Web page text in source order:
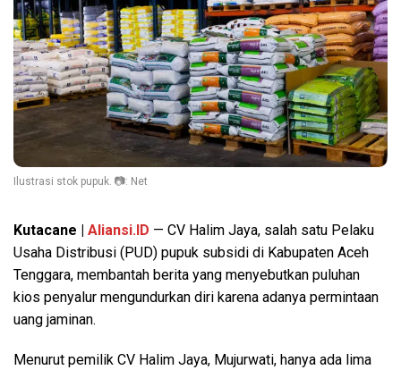
Ilustrasi stok pupuk. 📷: Net
Kutacane | Aliansi.ID — CV Halim Jaya, salah satu Pelaku
Usaha Distribusi (PUD) pupuk subsidi di Kabupaten Aceh
Tenggara, membantah berita yang menyebutkan puluhan
kios penyalur mengundurkan diri karena adanya permintaan
uang jaminan.
Menurut pemilik CV Halim Jaya, Mujurwati, hanya ada lima